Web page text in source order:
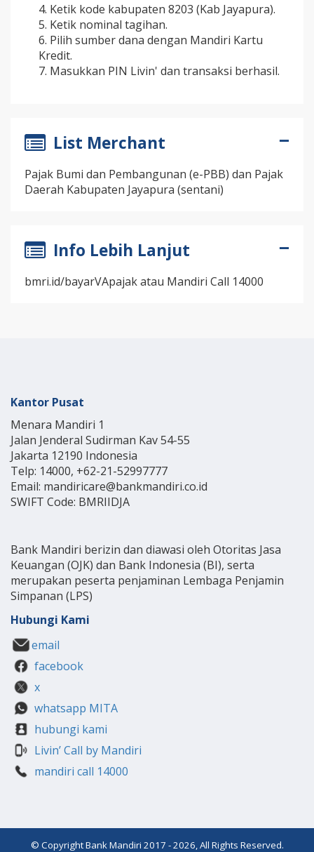
4. Ketik kode kabupaten 8203 (Kab Jayapura).
5. Ketik nominal tagihan.
6. Pilih sumber dana dengan Mandiri Kartu
Kredit.
7. Masukkan PIN Livin' dan transaksi berhasil.
List Merchant
Pajak Bumi dan Pembangunan (e-PBB) dan Pajak
Daerah Kabupaten Jayapura (sentani)
Info Lebih Lanjut
bmri.id/bayarVApajak atau Mandiri Call 14000
Kantor Pusat
Menara Mandiri 1
Jalan Jenderal Sudirman Kav 54-55
Jakarta 12190 Indonesia
Telp: 14000, +62-21-52997777
Email: mandiricare@bankmandiri.co.id
SWIFT Code: BMRIIDJA
Bank Mandiri berizin dan diawasi oleh Otoritas Jasa
Keuangan (OJK) dan Bank Indonesia (BI), serta
merupakan peserta penjaminan Lembaga Penjamin
Simpanan (LPS)
Hubungi Kami
email
facebook
x
whatsapp MITA
hubungi kami
Livin’ Call by Mandiri
mandiri call 14000
© Copyright Bank Mandiri 2017 - 2026, All Rights Reserved.